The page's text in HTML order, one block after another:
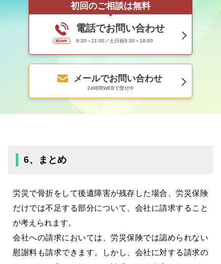
初回のご相談は無料
電話でお問い合わせ
9:30～21:00／土日祝9:30～18:00
メールでお問い合わせ
24時間WEBで受付中
6、まとめ
労災で骨折をして後遺障害が残存した場合、労災保険
だけでは不足する部分について、会社に請求すること
が考えられます。
会社への請求においては、労災保険では認められない
慰謝料も請求できます。しかし、会社に対する請求の